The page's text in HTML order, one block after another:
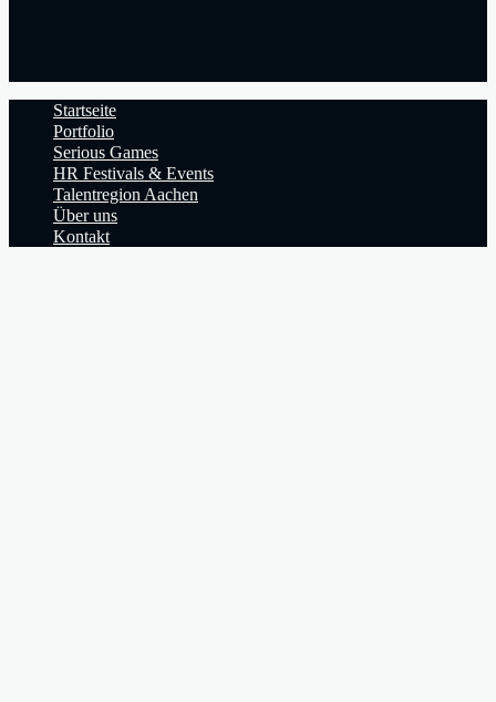
Startseite
Portfolio
Serious Games
HR Festivals & Events
Talentregion Aachen
Über uns
Kontakt